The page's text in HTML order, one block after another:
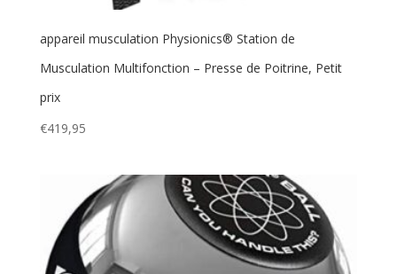
appareil musculation Physionics® Station de
Musculation Multifonction – Presse de Poitrine, Petit
prix
€419,95